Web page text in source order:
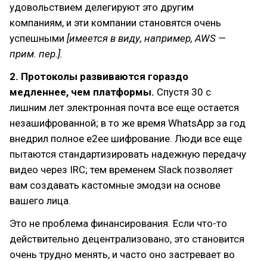
удовольствием делегируют это другим
компаниям, и эти компании становятся очень
успешными [имеется в виду, например, AWS —
прим. пер.].
2. Протоколы развиваются гораздо
медленнее, чем платформы. Спустя 30 с
лишним лет электронная почта все еще остается
незашифрованной; в то же время WhatsApp за год
внедрил полное e2ee шифрование. Люди все еще
пытаются стандартизировать надежную передачу
видео через IRC; тем временем Slack позволяет
вам создавать кастомные эмодзи на основе
вашего лица.
Это не проблема финансирования. Если что-то
действительно децентрализовано, это становится
очень трудно менять, и часто оно застревает во